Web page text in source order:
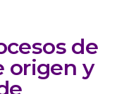
de
origen y